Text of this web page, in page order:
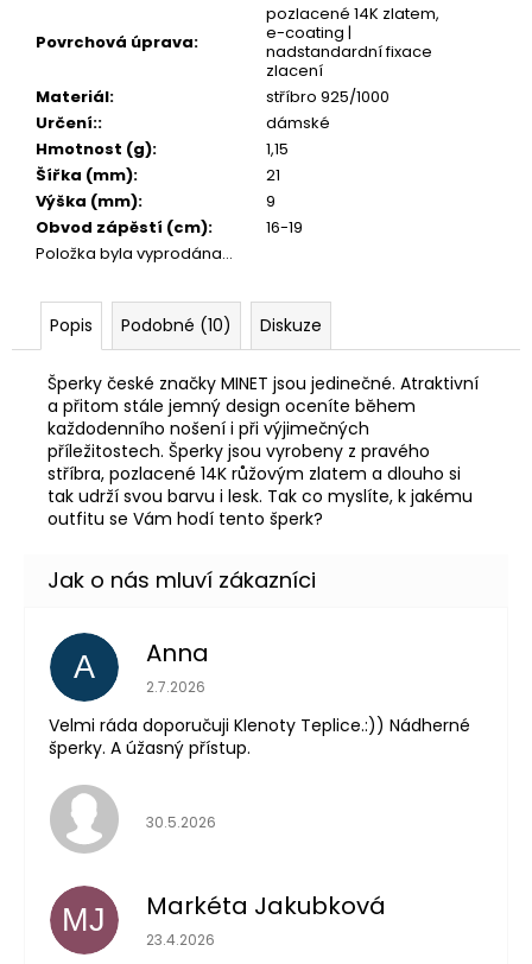
Povrchová úprava:
pozlacené 14K zlatem,
e-coating |
nadstandardní fixace
zlacení
Materiál:
stříbro 925/1000
Určení::
dámské
Hmotnost (g):
1,15
Šířka (mm):
21
Výška (mm):
9
Obvod zápěstí (cm):
16-19
Položka byla vyprodána…
Popis Podobné (10) Diskuze
Šperky české značky MINET jsou jedinečné. Atraktivní
a přitom stále jemný design oceníte během
každodenního nošení i při výjimečných
příležitostech. Šperky jsou vyrobeny z pravého
stříbra, pozlacené 14K růžovým zlatem a dlouho si
tak udrží svou barvu i lesk. Tak co myslíte, k jakému
outfitu se Vám hodí tento šperk?
A Anna
Hodnocení obchodu je 5 z 5 hvězdiček.
2.7.2026
Velmi ráda doporučuji Klenoty Teplice.:)) Nádherné
šperky. A úžasný přístup.
Hodnocení obchodu je 5 z 5 hvězdiček.
30.5.2026
MJ Markéta Jakubková
Hodnocení obchodu je 5 z 5 hvězdiček.
23.4.2026